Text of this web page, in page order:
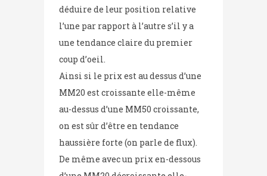
déduire de leur position relative
l’une par rapport à l’autre s’il y a
une tendance claire du premier
coup d’oeil.
Ainsi si le prix est au dessus d’une
MM20 est croissante elle-même
au-dessus d’une MM50 croissante,
on est sûr d’être en tendance
haussière forte (on parle de flux).
De même avec un prix en-dessous